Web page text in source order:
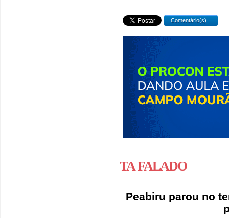
Comentário(s)
TA FALADO
Peabiru parou no